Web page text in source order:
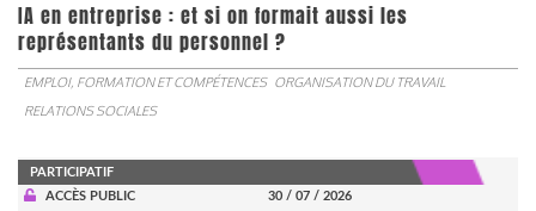
IA en entreprise : et si on formait aussi les
représentants du personnel ?
EMPLOI, FORMATION ET COMPÉTENCES ORGANISATION DU TRAVAIL
RELATIONS SOCIALES
PARTICIPATIF
ACCÈS PUBLIC
30 / 07 / 2026